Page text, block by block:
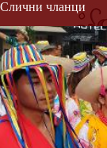
Слични чланци